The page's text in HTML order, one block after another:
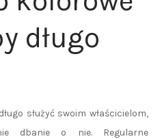
długo
służyć swoim właścicielom,
dbanie o nie. Regularne